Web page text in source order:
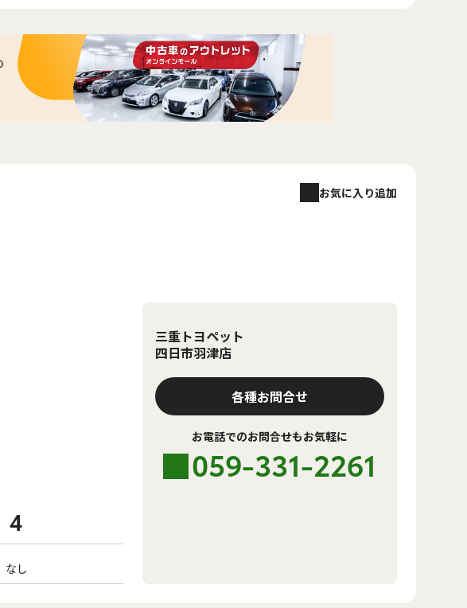
お気に入り追加
4
なし
三重トヨペット
四日市羽津店
各種お問合せ
お電話でのお問合せもお気軽に
059-331-2261